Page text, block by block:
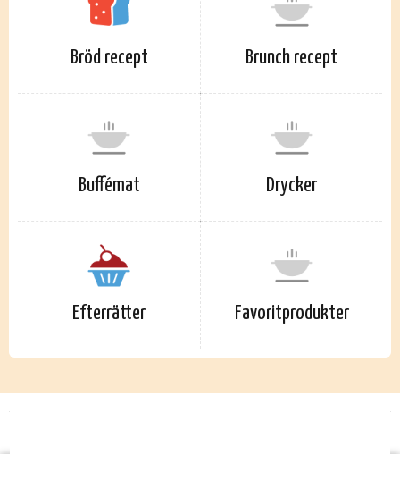
Bröd recept Brunch recept
Buffémat Drycker
Efterrätter Favoritprodukter